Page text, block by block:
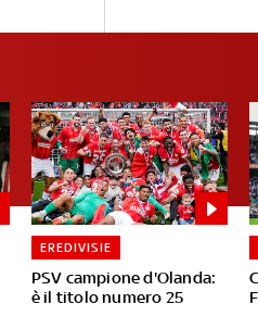
PSV campione d'Olanda:
è il titolo numero 25
EREDIVISIE